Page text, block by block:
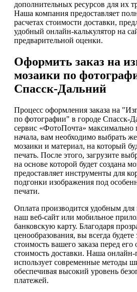
дополнительных ресурсов для их
Наша компания предоставляет
расчетах стоимости доставки,
удобный онлайн-калькулятор на
предварительной оценки.
Оформить заказ на
мозаики по
Спасск-Дальний
Процесс оформления заказа на
по фотографии" в городе Спасск-
сервис «ФотоПочта» максимально
начала, вам необходимо выбрать
мозаики и материал, на который
печать. После этого, загрузите
на основе которой будет создана
предоставляет инструменты для
подгонки изображения под
печати.
Оплата производится удобным для
наш веб-сайт или мобильное
банковскую карту. Благодаря
ценообразования, вы всегда
стоимость вашего заказа перед
стоимость доставки. Наша
использует современные методы
обеспечивая высокий уровень
платежей.